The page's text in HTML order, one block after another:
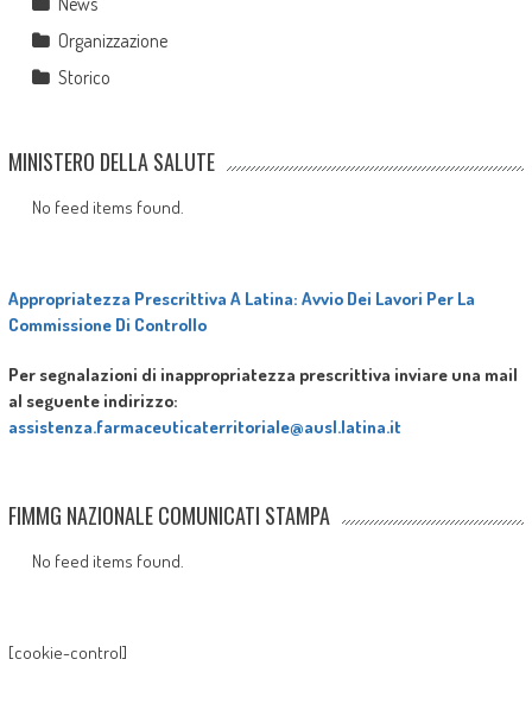
Organizzazione
Storico
MINISTERO DELLA SALUTE
No feed items found.
Appropriatezza Prescrittiva A Latina: Avvio Dei Lavori Per La
Commissione Di Controllo
Per segnalazioni di inappropriatezza prescrittiva inviare una mail
al seguente indirizzo:
assistenza.farmaceuticaterritoriale@ausl.latina.it
FIMMG NAZIONALE COMUNICATI STAMPA
No feed items found.
[cookie-control]